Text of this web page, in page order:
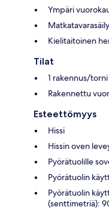
Ympäri
Kielitaitoinen
Tilat
1 rakennus/torni
Rakennettu
Esteettömyys
Hissi
Hissin oven
Pyörätuolille
Pyörätuolin
Pyörätuolin
(senttimetriä):